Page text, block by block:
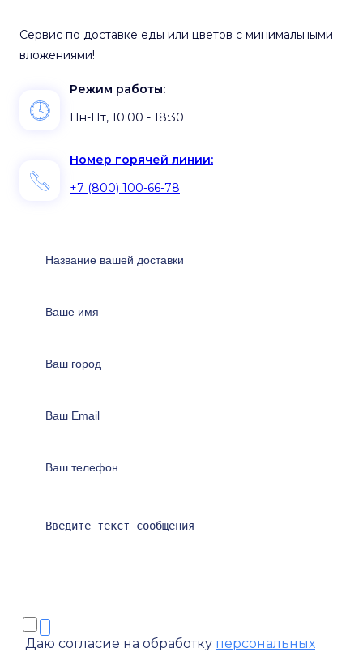
Сервис по доставке еды или цветов с минимальными
вложениями!
Режим работы:
Пн-Пт, 10:00 - 18:30
Номер горячей линии:
+7 (800) 100-66-78
Даю согласие на обработку персональных